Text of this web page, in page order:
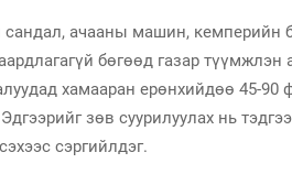
ачааны машин, кемперийн
бөгөөд газар
хамааран ерөнхийдөө 45-90
зөв суурилуулах нь
сэргийлдэг.